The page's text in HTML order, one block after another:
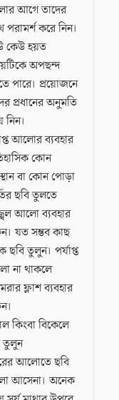
আগে তাদের
পরামর্শ করে নিন।
কেউ হয়ত
অপছন্দ
পারে। প্রয়োজনে
প্রধানের অনুমতি
নিন।
আলোর ব্যবহার
কোন
বা কোন পোড়া
ছবি তুলতে
আলো ব্যবহার
যত সম্ভব কাছ
ছবি তুলুন। পর্যাপ্ত
না থাকলে
ফ্লাশ ব্যবহার
কিংবা বিকেলে
তুলুন
আলোতে ছবি
আসেনা। অনেক